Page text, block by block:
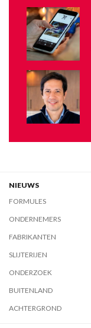
NIEUWS
FORMULES
ONDERNEMERS
FABRIKANTEN
SLIJTERIJEN
ONDERZOEK
BUITENLAND
ACHTERGROND